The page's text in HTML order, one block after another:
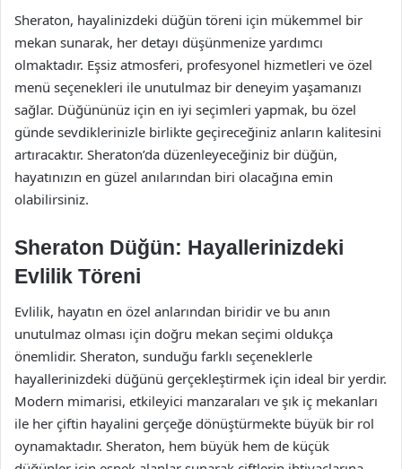
Sheraton, hayalinizdeki düğün töreni için mükemmel bir
mekan sunarak, her detayı düşünmenize yardımcı
olmaktadır. Eşsiz atmosferi, profesyonel hizmetleri ve özel
menü seçenekleri ile unutulmaz bir deneyim yaşamanızı
sağlar. Düğününüz için en iyi seçimleri yapmak, bu özel
günde sevdiklerinizle birlikte geçireceğiniz anların kalitesini
artıracaktır. Sheraton’da düzenleyeceğiniz bir düğün,
hayatınızın en güzel anılarından biri olacağına emin
olabilirsiniz.
Sheraton Düğün: Hayallerinizdeki
Evlilik Töreni
Evlilik, hayatın en özel anlarından biridir ve bu anın
unutulmaz olması için doğru mekan seçimi oldukça
önemlidir. Sheraton, sunduğu farklı seçeneklerle
hayallerinizdeki düğünü gerçekleştirmek için ideal bir yerdir.
Modern mimarisi, etkileyici manzaraları ve şık iç mekanları
ile her çiftin hayalini gerçeğe dönüştürmekte büyük bir rol
oynamaktadır. Sheraton, hem büyük hem de küçük